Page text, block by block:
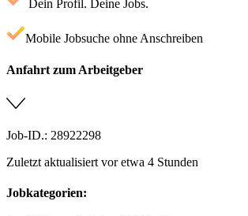
Dein Profil. Deine Jobs.
Mobile Jobsuche ohne Anschreiben
Anfahrt zum Arbeitgeber
Job-ID.: 28922298
Zuletzt aktualisiert vor etwa 4 Stunden
Jobkategorien: